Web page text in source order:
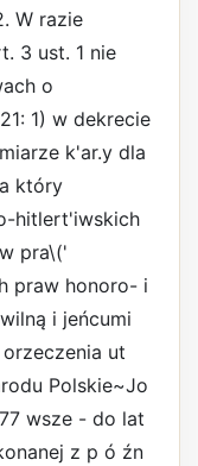
W razie
3 ust. 1 nie
o
1) w dekrecie
k'ar.y dla
który
hitlert'iwskich
pra\('
praw honoro- i
i jeńcumi
ut
Polskie~Jo
wsze - do lat
z p ó źn